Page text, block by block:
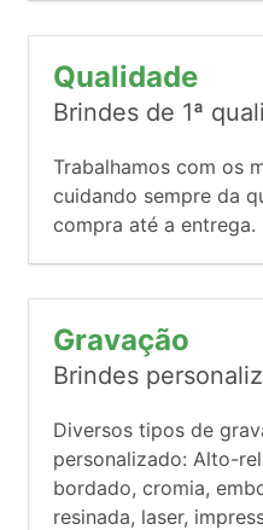
Qualidade
Brindes de 1ª
Trabalhamos com os
cuidando sempre da
compra até a entrega.
Gravação
Brindes
Diversos tipos de
personalizado: Alto-
bordado, cromia,
resinada, laser,